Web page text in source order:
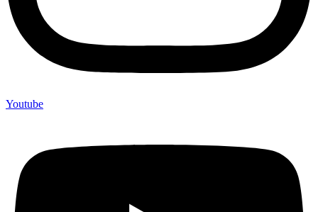
Youtube